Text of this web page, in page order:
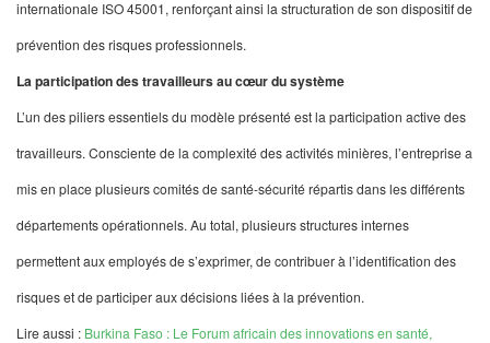
internationale ISO 45001, renforçant ainsi la structuration de son dispositif de
prévention des risques professionnels.
La participation des travailleurs au cœur du système
L’un des piliers essentiels du modèle présenté est la participation active des
travailleurs. Consciente de la complexité des activités minières, l’entreprise a
mis en place plusieurs comités de santé-sécurité répartis dans les différents
départements opérationnels. Au total, plusieurs structures internes
permettent aux employés de s’exprimer, de contribuer à l’identification des
risques et de participer aux décisions liées à la prévention.
Lire aussi : Burkina Faso : Le Forum africain des innovations en santé,